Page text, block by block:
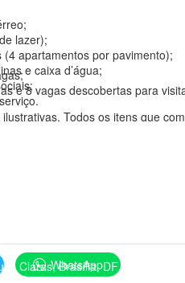
Claras, Brasília, DF
lazer);
(4 apartamentos por pavimento);
e caixa d’água;
e 8 vagas descobertas para
Todos os itens que
ser substituídos por outros
que compõe o paisagismo
por área privativa da unidade,
de elementos estruturais
WhatsApp